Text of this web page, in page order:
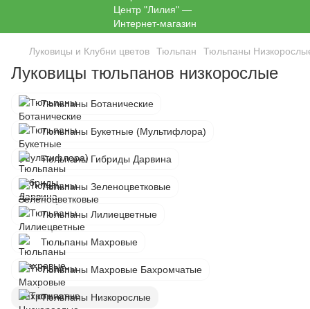
Луковицы и Клубни цветов Тюльпан Тюльпаны
Луковицы тюльпанов низкорослые
Тюльпаны Ботанические
Тюльпаны Букетные (Мультифлора)
Тюльпаны Гибриды Дарвина
Тюльпаны Зеленоцветковые
Тюльпаны Лилиецветные
Тюльпаны Махровые
Тюльпаны Махровые Бахромчатые
Тюльпаны Низкорослые